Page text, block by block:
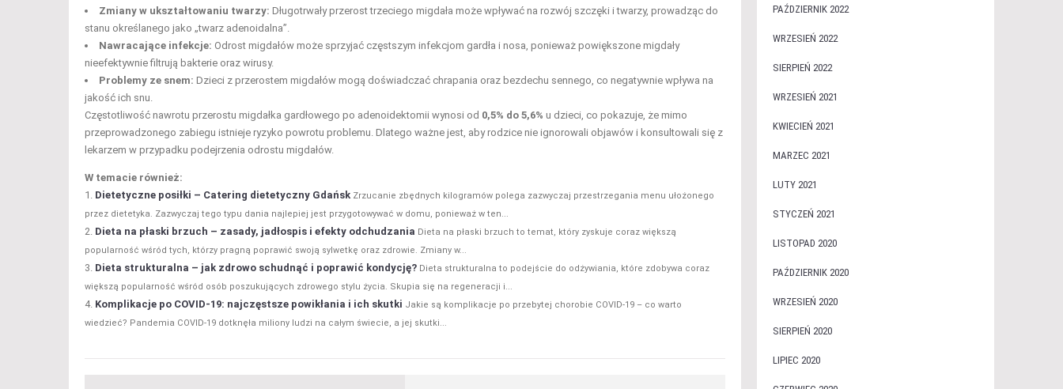
Zmiany w ukształtowaniu twarzy: Długotrwały przerost trzeciego migdała może wpływać na rozwój szczęki i twarzy, prowadząc do
stanu określanego jako „twarz adenoidalna”.
Nawracające infekcje: Odrost migdałów może sprzyjać częstszym infekcjom gardła i nosa, ponieważ powiększone migdały
nieefektywnie filtrują bakterie oraz wirusy.
Problemy ze snem: Dzieci z przerostem migdałów mogą doświadczać chrapania oraz bezdechu sennego, co negatywnie wpływa na
jakość ich snu.
Częstotliwość nawrotu przerostu migdałka gardłowego po adenoidektomii wynosi od 0,5% do 5,6% u dzieci, co pokazuje, że mimo
przeprowadzonego zabiegu istnieje ryzyko powrotu problemu. Dlatego ważne jest, aby rodzice nie ignorowali objawów i konsultowali się z
lekarzem w przypadku podejrzenia odrostu migdałów.
W temacie również:
Dietetyczne posiłki – Catering dietetyczny Gdańsk Zrzucanie zbędnych kilogramów polega zazwyczaj przestrzegania menu ułożonego
przez dietetyka. Zazwyczaj tego typu dania najlepiej jest przygotowywać w domu, ponieważ w ten...
Dieta na płaski brzuch – zasady, jadłospis i efekty odchudzania Dieta na płaski brzuch to temat, który zyskuje coraz większą
popularność wśród tych, którzy pragną poprawić swoją sylwetkę oraz zdrowie. Zmiany w...
Dieta strukturalna – jak zdrowo schudnąć i poprawić kondycję? Dieta strukturalna to podejście do odżywiania, które zdobywa coraz
większą popularność wśród osób poszukujących zdrowego stylu życia. Skupia się na regeneracji i...
Komplikacje po COVID-19: najczęstsze powikłania i ich skutki Jakie są komplikacje po przebytej chorobie COVID-19 – co warto
wiedzieć? Pandemia COVID-19 dotknęła miliony ludzi na całym świecie, a jej skutki...
PAŹDZIERNIK 2022
WRZESIEŃ 2022
SIERPIEŃ 2022
WRZESIEŃ 2021
KWIECIEŃ 2021
MARZEC 2021
LUTY 2021
STYCZEŃ 2021
LISTOPAD 2020
PAŹDZIERNIK 2020
WRZESIEŃ 2020
SIERPIEŃ 2020
LIPIEC 2020